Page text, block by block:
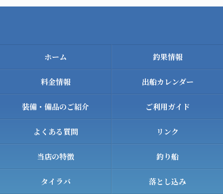
ホーム 釣果情報
料金情報 出船カレンダー
装備・備品のご紹介 ご利用ガイド
よくある質問 リンク
当店の特徴 釣り船
タイラバ 落とし込み